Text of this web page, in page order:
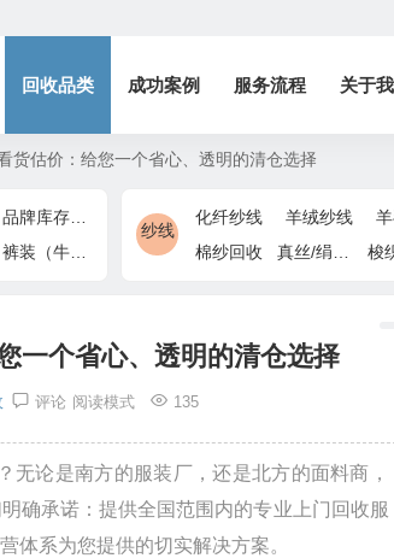
回收品类 成功案例 服务流程 关于
货估价：给您一个省心、透明的清仓选择
品牌库存/商场下架
裤装（牛仔裤/休闲裤）尾货
纱线
化纤纱线 羊绒纱线
棉纱回收
梭
一个省心、透明的清仓选择
评论 135
阅读模式
论是南方的服装厂，还是北方的面料商，
确承诺：提供全国范围内的专业上门回收服
体系为您提供的切实解决方案。